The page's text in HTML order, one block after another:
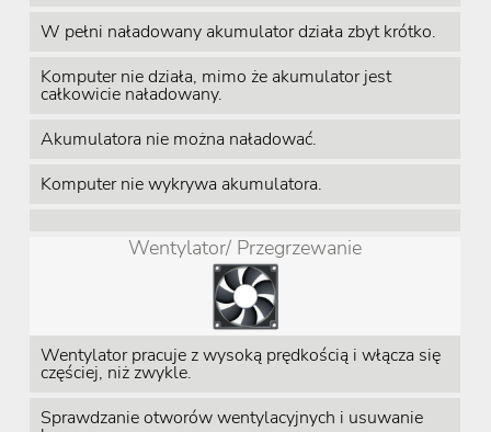
W pełni naładowany akumulator działa zbyt krótko.
Komputer nie działa, mimo że akumulator jest
całkowicie naładowany.
Akumulatora nie można naładować.
Komputer nie wykrywa akumulatora.
Wentylator/ Przegrzewanie
Wentylator pracuje z wysoką prędkością i włącza się
częściej, niż zwykle.
Sprawdzanie otworów wentylacyjnych i usuwanie